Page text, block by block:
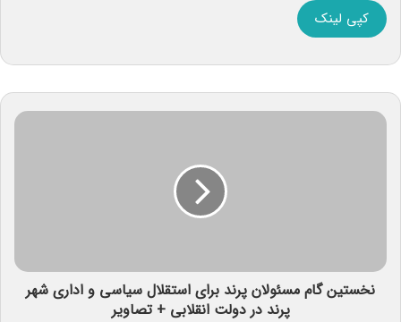
کپی لینک
نخستین گام مسئولان پرند برای استقلال سیاسی و اداری شهر
پرند در دولت انقلابی + تصاویر